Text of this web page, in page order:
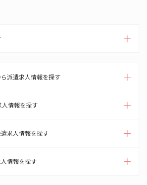
派遣求人情報を探す
情報を探す
求人情報を探す
情報を探す